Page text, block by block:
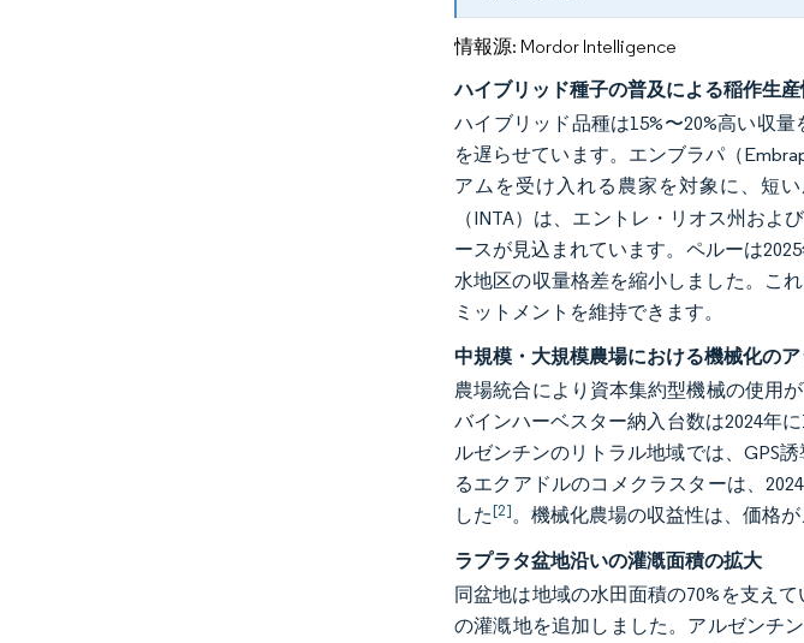
情報源: Mordor Intelligence
ハイブリッド種子の普及による稲作生
ハイブリッド品種は15%〜20%高い収
を遅らせています。エンブラパ（
アムを受け入れる農家を対象に、短
（INTA）は、エントレ・リオス州およ
ースが見込まれています。ペルーは
水地区の収量格差を縮小しました。こ
ミットメントを維持できます。
中規模・大規模農場における機械化の
農場統合により資本集約型機械の使用
バインハーベスター納入台数は2024年
ルゼンチンのリトラル地域では、GPS
るエクアドルのコメクラスターは、
した[2]。機械化農場の収益性は、価格
ラプラタ盆地沿いの灌漑面積の拡大
同盆地は地域の水田面積の70%を支え
の灌漑地を追加しました。アルゼンチ